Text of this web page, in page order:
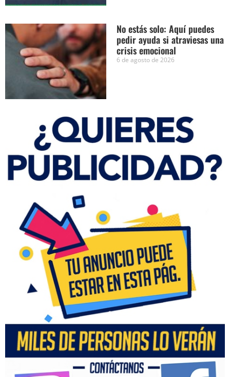
No estás solo: Aquí puedes
pedir ayuda si atraviesas una
crisis emocional
6 de agosto de 2026